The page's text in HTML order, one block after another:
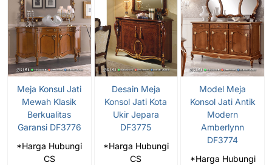
Meja Konsul Jati
Mewah Klasik
Berkualitas
Garansi DF3776
*Harga Hubungi
CS
Desain Meja
Konsol Jati Kota
Ukir Jepara
DF3775
*Harga Hubungi
CS
Model Meja
Konsol Jati Antik
Modern
Amberlynn
DF3774
*Harga Hubungi